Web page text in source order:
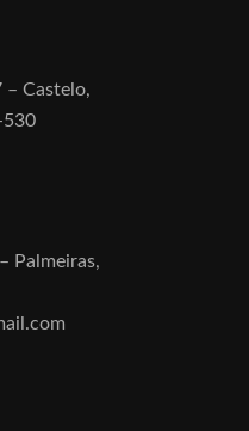
– Castelo,
530
Palmeiras,